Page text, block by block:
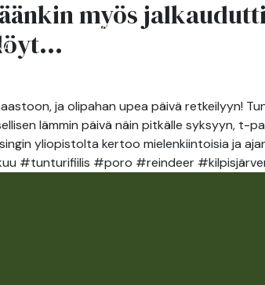
ABOUT
myös
ja olipahan upea päivä retkeilyyn!
lämmin päivä näin pitkälle syksyyn,
yliopistolta kertoo mielenkiintoisia ja
#tunturifiilis #poro #reindeer